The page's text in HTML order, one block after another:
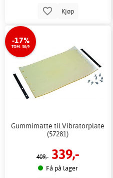
Kjøp
-17%
TOM. 30/9
Gummimatte til Vibratorplate
(57281)
409,- 339,-
Få på lager